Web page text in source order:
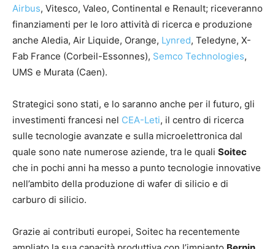
Airbus, Vitesco, Valeo, Continental e Renault; riceveranno
finanziamenti per le loro attività di ricerca e produzione
anche Aledia, Air Liquide, Orange, Lynred, Teledyne, X-
Fab France (Corbeil-Essonnes), Semco Technologies,
UMS e Murata (Caen).
Strategici sono stati, e lo saranno anche per il futuro, gli
investimenti francesi nel CEA-Leti, il centro di ricerca
sulle tecnologie avanzate e sulla microelettronica dal
quale sono nate numerose aziende, tra le quali Soitec
che in pochi anni ha messo a punto tecnologie innovative
nell’ambito della produzione di wafer di silicio e di
carburo di silicio.
Grazie ai contributi europei, Soitec ha recentemente